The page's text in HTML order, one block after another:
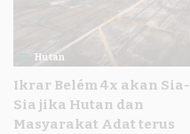
Hutan
Ikrar Belém 4x akan Sia-
Sia jika Hutan dan
Masyarakat Adat terus